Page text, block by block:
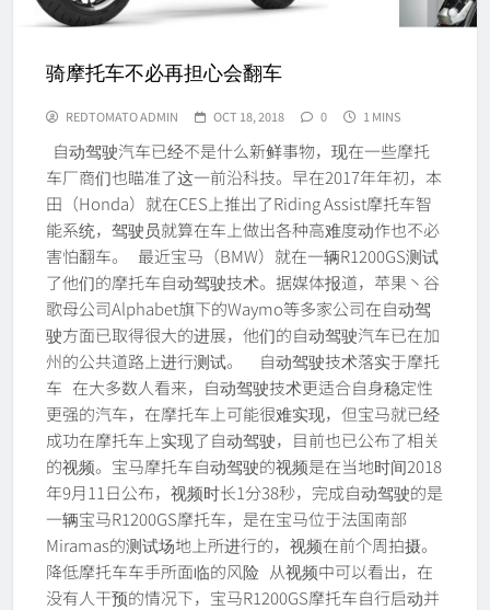
骑摩托车不必再担心会翻车
REDTOMATO ADMIN OCT 18, 2018 0 1 MINS
自动驾驶汽车已经不是什么新鲜事物，现在一些摩托
车厂商们也瞄准了这一前沿科技。早在2017年年初，本
田（Honda）就在CES上推出了Riding Assist摩托车智
能系统，驾驶员就算在车上做出各种高难度动作也不必
害怕翻车。 最近宝马（BMW）就在一辆R1200GS测试
了他们的摩托车自动驾驶技术。据媒体报道，苹果丶谷
歌母公司Alphabet旗下的Waymo等多家公司在自动驾
驶方面已取得很大的进展，他们的自动驾驶汽车已在加
州的公共道路上进行测试。 自动驾驶技术落实于摩托
车 在大多数人看来，自动驾驶技术更适合自身稳定性
更强的汽车，在摩托车上可能很难实现，但宝马就已经
成功在摩托车上实现了自动驾驶，目前也已公布了相关
的视频。宝马摩托车自动驾驶的视频是在当地时间2018
年9月11日公布，视频时长1分38秒，完成自动驾驶的是
一辆宝马R1200GS摩托车，是在宝马位于法国南部
Miramas的测试场地上所进行的，视频在前个周拍摄。
降低摩托车车手所面临的风险 从视频中可以看出，在
没有人干预的情况下，宝马R1200GS摩托车自行启动并